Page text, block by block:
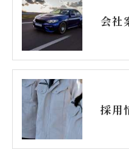
会社
採用